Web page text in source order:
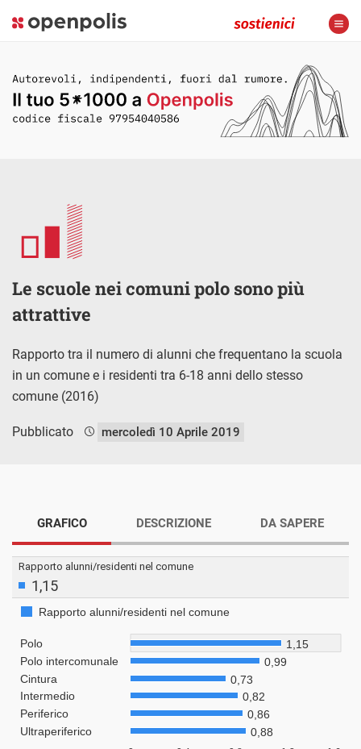
Le scuole nei comuni polo sono più
attrattive
Rapporto tra il numero di alunni che frequentano la scuola
in un comune e i residenti tra 6-18 anni dello stesso
comune (2016)
Pubblicato mercoledì 10 Aprile 2019
GRAFICO DESCRIZIONE DA SAPERE